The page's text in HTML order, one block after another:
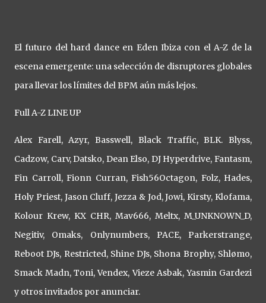
El futuro del hard dance en Eden Ibiza con el A-Z de la
escena emergente: una selección de disruptores globales
para llevar los límites del BPM aún más lejos.
Full A-Z LINE UP
Alex Farell, Azyr, Basswell, Black Traffic, BLK. Blyss,
Cadzow, Carv, Datsko, Dean Elso, DJ Hyperdrive, Fantasm,
Fin Carroll, Fionn Curran, Fish56Octagon, Folz, Hades,
Holy Priest, Jason Cluff, Jezza & Jod, Jowi, Kirsty, Klofama,
Kolour Krew, KX CHR, Mav666, Meltx, M_UNKNOWN_D,
Negitiv, Omaks, Onlynumbers, PACE, Parkerstrange,
Reboot DJs, Restricted, Shine DJs, Shona Brophy, Shlømo,
Smack Madn, Toni, Vendex, Vieze Asbak, Yasmin Gardezi
y otros invitados por anunciar.